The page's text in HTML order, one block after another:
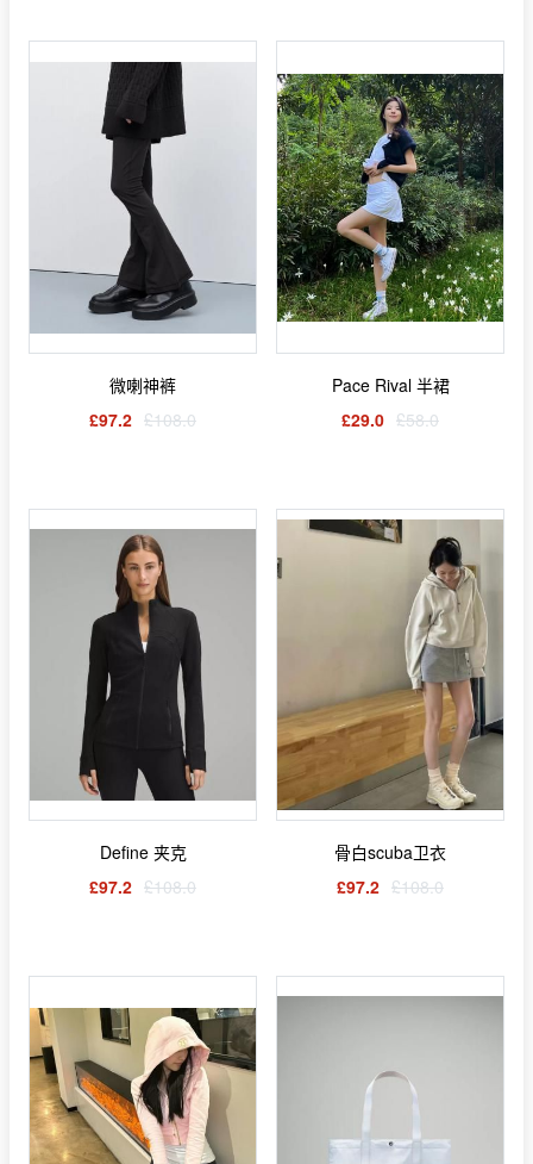
微喇神裤
£97.2 £108.0
Pace Rival 半裙
£29.0 £58.0
Define 夹克
£97.2 £108.0
骨白scuba卫衣
£97.2 £108.0